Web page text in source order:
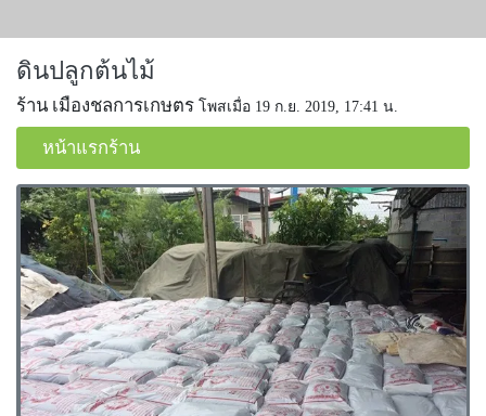
ดินปลูกต้นไม้
ร้าน เมืองชลการเกษตร โพสเมื่อ 19 ก.ย. 2019, 17:41 น.
หน้าแรกร้าน